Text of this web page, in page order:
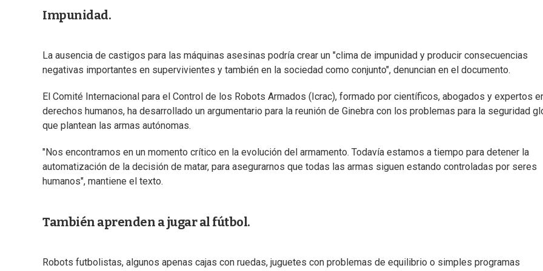
Impunidad.
La ausencia de castigos para las máquinas asesinas podría crear un "clima de impunidad y producir consecuencias
negativas importantes en supervivientes y también en la sociedad como conjunto", denuncian en el documento.
El Comité Internacional para el Control de los Robots Armados (Icrac), formado por científicos, abogados y expertos
derechos humanos, ha desarrollado un argumentario para la reunión de Ginebra con los problemas para la seguridad
que plantean las armas autónomas.
"Nos encontramos en un momento crítico en la evolución del armamento. Todavía estamos a tiempo para detener la
automatización de la decisión de matar, para asegurarnos que todas las armas siguen estando controladas por seres
humanos", mantiene el texto.
También aprenden a jugar al fútbol.
Robots futbolistas, algunos apenas cajas con ruedas, juguetes con problemas de equilibrio o simples programas